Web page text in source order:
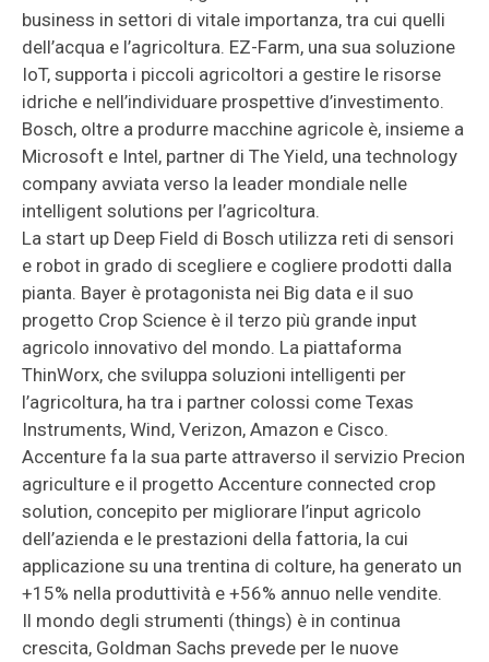
business in settori di vitale importanza, tra cui quelli
dell’acqua e l’agricoltura. EZ-Farm, una sua soluzione
IoT, supporta i piccoli agricoltori a gestire le risorse
idriche e nell’individuare prospettive d’investimento.
Bosch, oltre a produrre macchine agricole è, insieme a
Microsoft e Intel, partner di The Yield, una technology
company avviata verso la leader mondiale nelle
intelligent solutions per l’agricoltura.
La start up Deep Field di Bosch utilizza reti di sensori
e robot in grado di scegliere e cogliere prodotti dalla
pianta. Bayer è protagonista nei Big data e il suo
progetto Crop Science è il terzo più grande input
agricolo innovativo del mondo. La piattaforma
ThinWorx, che sviluppa soluzioni intelligenti per
l’agricoltura, ha tra i partner colossi come Texas
Instruments, Wind, Verizon, Amazon e Cisco.
Accenture fa la sua parte attraverso il servizio Precion
agriculture e il progetto Accenture connected crop
solution, concepito per migliorare l’input agricolo
dell’azienda e le prestazioni della fattoria, la cui
applicazione su una trentina di colture, ha generato un
+15% nella produttività e +56% annuo nelle vendite.
Il mondo degli strumenti (things) è in continua
crescita, Goldman Sachs prevede per le nuove